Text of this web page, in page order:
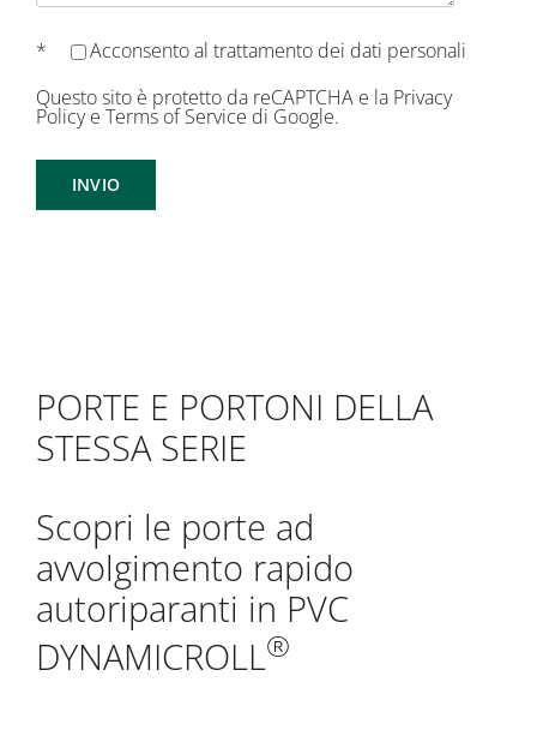
* Acconsento al trattamento dei dati personali
Questo sito è protetto da reCAPTCHA e la Privacy
Policye Terms of Service di Google.
PORTE E PORTONI DELLA
STESSA SERIE
Scopri le porte ad
avvolgimento rapido
autoriparanti in PVC
DYNAMICROLL®